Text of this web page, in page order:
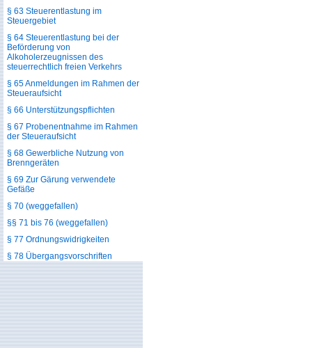
§ 63 Steuerentlastung im
Steuergebiet
§ 64 Steuerentlastung bei der
Beförderung von
Alkoholerzeugnissen des
steuerrechtlich freien Verkehrs
§ 65 Anmeldungen im Rahmen der
Steueraufsicht
§ 66 Unterstützungspflichten
§ 67 Probenentnahme im Rahmen
der Steueraufsicht
§ 68 Gewerbliche Nutzung von
Brenngeräten
§ 69 Zur Gärung verwendete
Gefäße
§ 70 (weggefallen)
§§ 71 bis 76 (weggefallen)
§ 77 Ordnungswidrigkeiten
§ 78 Übergangsvorschriften